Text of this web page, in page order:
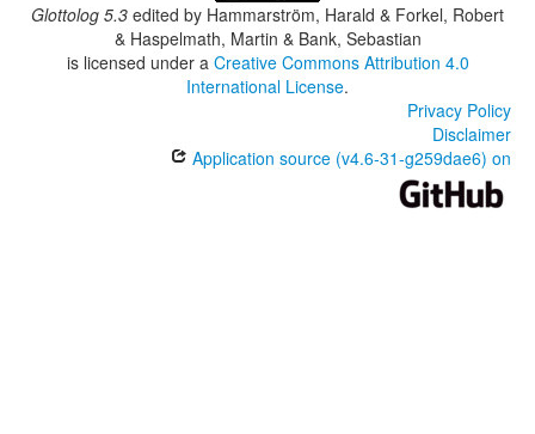
Glottolog 5.3 edited by Hammarström, Harald & Forkel, Robert
& Haspelmath, Martin & Bank, Sebastian
is licensed under a Creative Commons Attribution 4.0
International License.
Privacy Policy
Disclaimer
Application source (v4.6-31-g259dae6) on